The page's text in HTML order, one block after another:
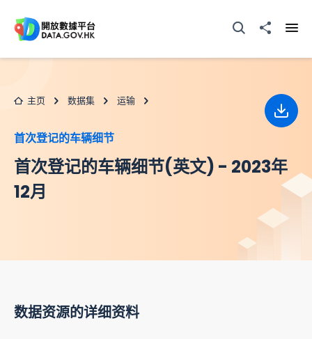
打开搜寻器分享至
主页 数据集 运输
首次登记的车辆细节
首次登记的车辆细节(英文) - 2023年
12月
下载
数据资源的详细资料